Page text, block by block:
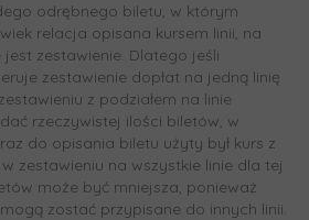
odrębnego biletu, w którym
relacja opisana kursem linii, na
zestawienie. Dlatego jeśli
zestawienie dopłat na jedną linię
z podziałem na linie
rzeczywistej ilości biletów, w
do opisania biletu użyty był kurs z
zestawieniu na wszystkie linie dla tej
może być mniejsza, ponieważ
zostać przypisane do innych linii.